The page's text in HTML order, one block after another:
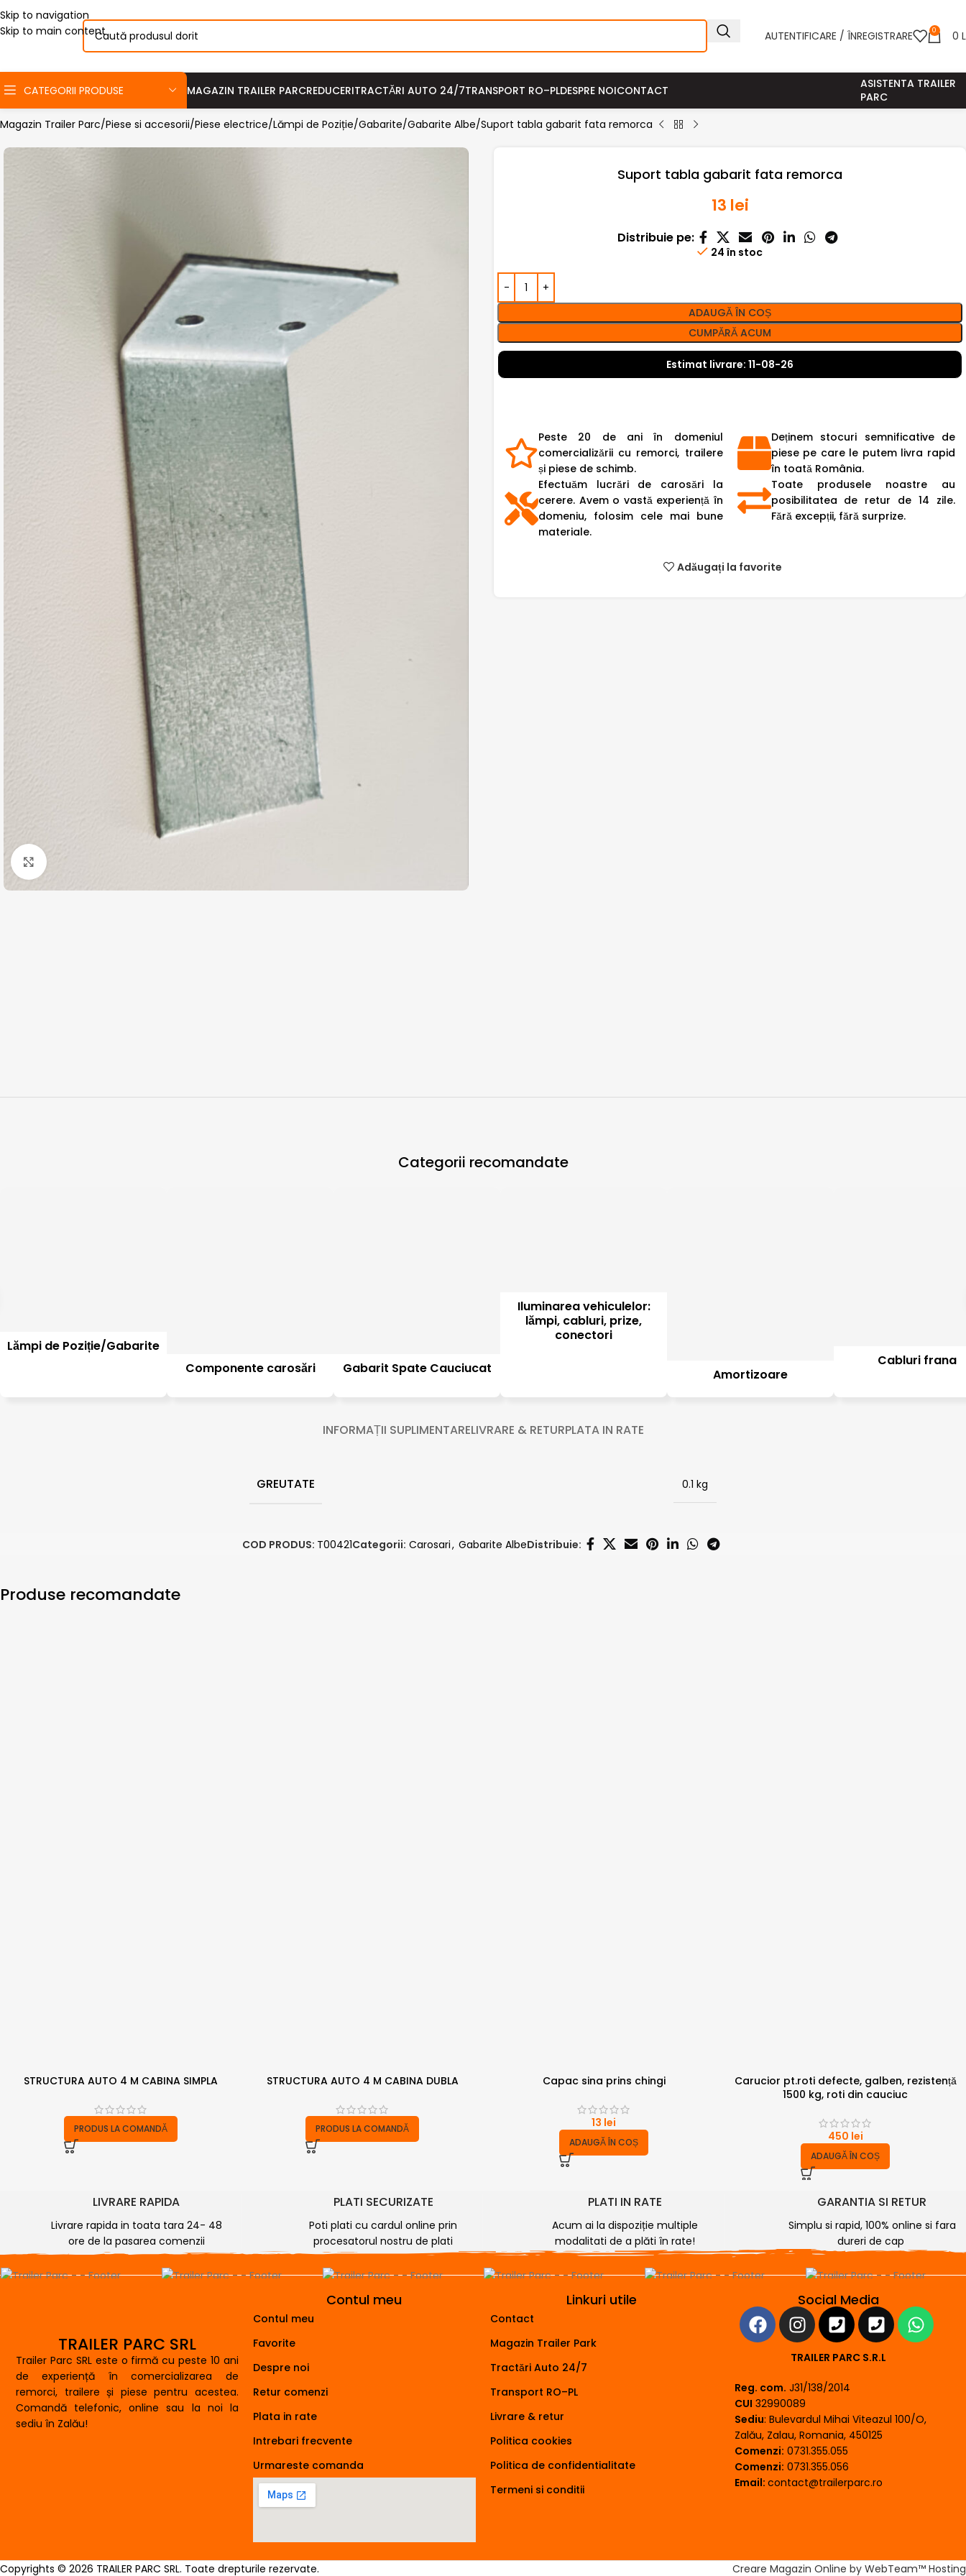
Skip to navigation
Skip to main content
AUTENTIFICARE / ÎNREGISTRARE 0 0
CATEGORII PRODUSE MAGAZIN TRAILER PARCREDUCERITRACTĂRI AUTO 24/7TRANSPORT RO–PLDESPRE NOICONTACT
ASISTENTA TRAILER
PARC
Magazin Trailer Parc Piese si accesorii Piese electrice Lămpi de Poziție/Gabarite Gabarite Albe Suport tabla gabarit fata remorca
Suport tabla gabarit fata remorca
13 lei
Distribuie pe:
24 în stoc
ADAUGĂ ÎN COȘ
CUMPĂRĂ ACUM
Estimat livrare: 11-08-26
Peste 20 de ani în domeniul
comercializării cu remorci, trailere
și piese de schimb.
Efectuăm lucrări de carosări la
cerere. Avem o vastă experiență în
domeniu, folosim cele mai bune
materiale.
Deținem stocuri semnificative de
piese pe care le putem livra rapid
în toată România.
Toate produsele noastre au
posibilitatea de retur de 14 zile.
Fără excepții, fără surprize.
Adăugați la favorite
Categorii recomandate
Lămpi de Poziție/Gabarite
Componente carosări
Gabarit Spate Cauciucat
Iluminarea vehiculelor:
lămpi, cabluri, prize,
conectori
Amortizoare
Cabluri frana
INFORMAȚII SUPLIMENTARELIVRARE & RETURPLATA IN RATE
GREUTATE 0.1 kg
COD PRODUS: T00421Categorii: Carosari, Gabarite AlbeDistribuie:
Produse recomandate
STRUCTURA AUTO 4 M CABINA SIMPLA
PRODUS LA COMANDĂ
STRUCTURA AUTO 4 M CABINA DUBLA
PRODUS LA COMANDĂ
Capac sina prins chingi
13 lei
ADAUGĂ ÎN COȘ
Carucior pt.roti defecte, galben, rezistență
1500 kg, roti din cauciuc
450 lei
ADAUGĂ ÎN COȘ
LIVRARE RAPIDA
Livrare rapida in toata tara 24- 48
ore de la pasarea comenzii
PLATI SECURIZATE
Poti plati cu cardul online prin
procesatorul nostru de plati
PLATI IN RATE
Acum ai la dispoziție multiple
modalitati de a plăti în rate!
GARANTIA SI RETUR
Simplu si rapid, 100% online si fara
dureri de cap
TRAILER PARC SRL
Trailer Parc SRL este o firmă cu peste 10 ani
de experiență în comercializarea de
remorci, trailere și piese pentru acestea.
Comandă telefonic, online sau la noi la
sediu în Zalău!
Contul meu
Contul meu
Favorite
Despre noi
Retur comenzi
Plata in rate
Intrebari frecvente
Urmareste comanda
Linkuri utile
Contact
Magazin Trailer Park
Tractări Auto 24/7
Transport RO–PL
Livrare & retur
Politica cookies
Politica de confidentialitate
Termeni si conditii
Social Media
TRAILER PARC S.R.L
Reg. com. J31/138/2014
CUI 32990089
Sediu: Bulevardul Mihai Viteazul 100/O,
Zalău, Zalau, Romania, 450125
Comenzi: 0731.355.055
Comenzi: 0731.355.056
Email: contact@trailerparc.ro
Copyrights © 2026 TRAILER PARC SRL. Toate drepturile rezervate. Creare Magazin Online by WebTeam™ Hosting